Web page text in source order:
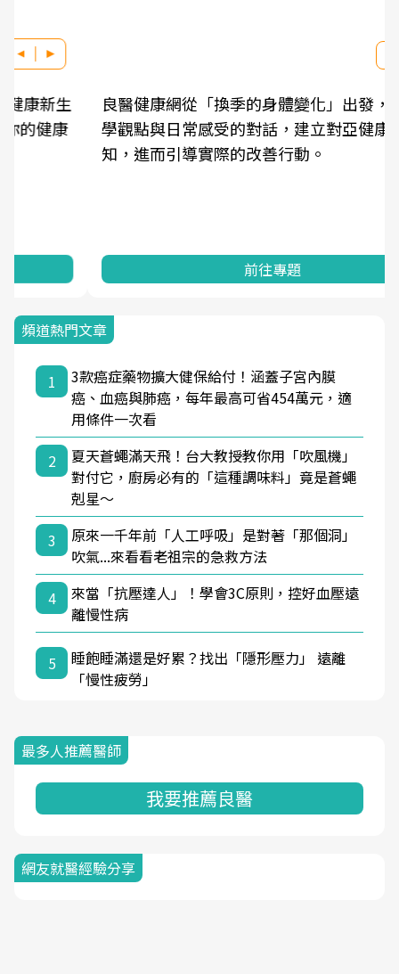
良醫健康網從「換季的身體變化」出發，透過醫
學觀點與日常感受的對話，建立對亞健康的認
知，進而引導實際的改善行動。
頻道熱門文章
1
3款癌症藥物擴大健保給付！涵蓋子宮內膜
癌、血癌與肺癌，每年最高可省454萬元，適
用條件一次看
2
夏天蒼蠅滿天飛！台大教授教你用「吹風機」
對付它，廚房必有的「這種調味料」竟是蒼蠅
剋星～
3
原來一千年前「人工呼吸」是對著「那個洞」
吹氣...來看看老祖宗的急救方法
4
來當「抗壓達人」！學會3C原則，控好血壓遠
離慢性病
5
睡飽睡滿還是好累？找出「隱形壓力」 遠離
「慢性疲勞」
最多人推薦醫師
我要推薦良醫
網友就醫經驗分享